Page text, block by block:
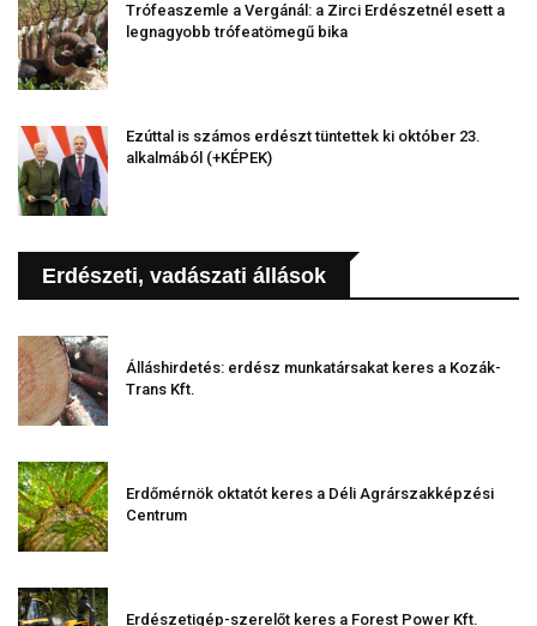
Trófeaszemle a Vergánál: a Zirci Erdészetnél esett a
legnagyobb trófeatömegű bika
Ezúttal is számos erdészt tüntettek ki október 23.
alkalmából (+KÉPEK)
Erdészeti, vadászati állások
Álláshirdetés: erdész munkatársakat keres a Kozák-
Trans Kft.
Erdőmérnök oktatót keres a Déli Agrárszakképzési
Centrum
Erdészetigép-szerelőt keres a Forest Power Kft.